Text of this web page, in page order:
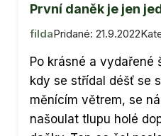
První daněk je jen
fildaPridané: 21.9.2022
Po krásné a vydařené
kdy se střídal déšť se
měnícím větrem, se
našoulat tlupu holé